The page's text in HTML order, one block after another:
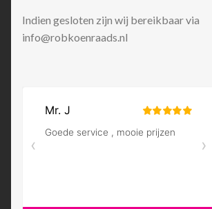
Indien gesloten zijn wij bereikbaar via
info@robkoenraads.nl